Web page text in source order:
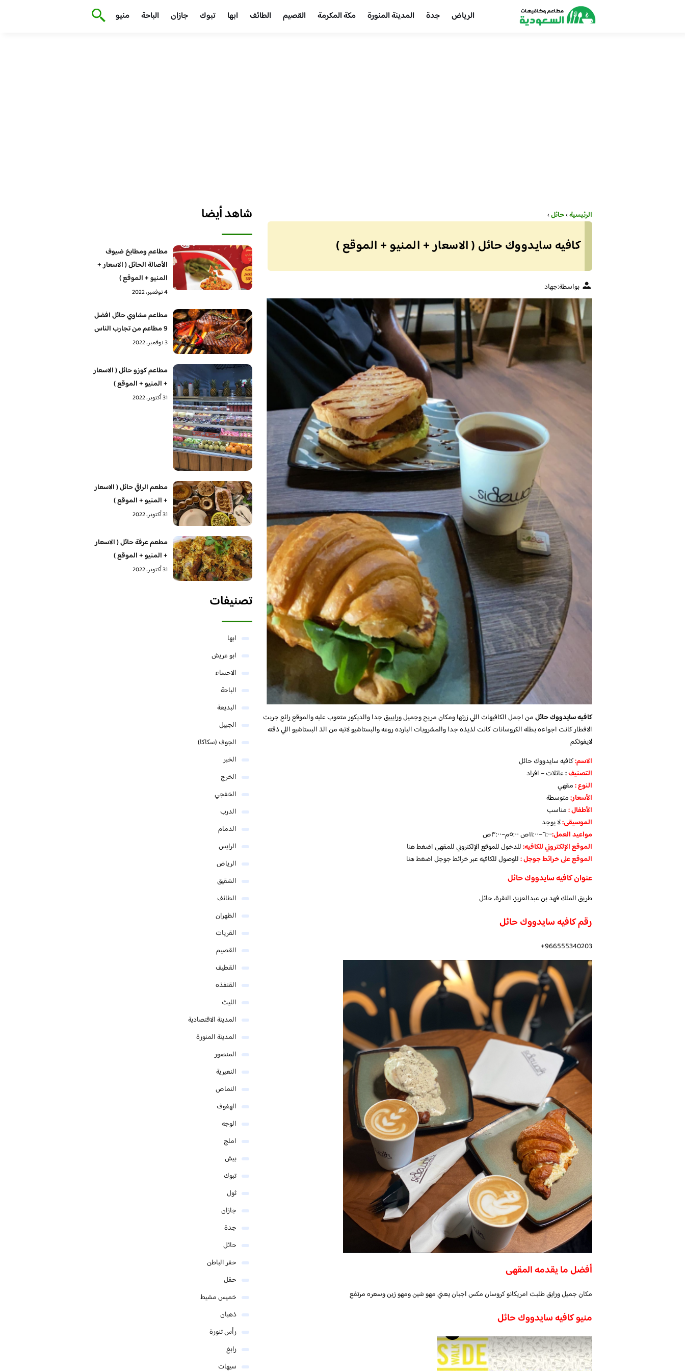
الرياض جدة المدينة المنورة مكة المكرمة القصيم الطائف ابها تبوك جازان الباحة منيو
الرئيسية›حائل›
كافيه سايدووك حائل ( الاسعار + المنيو + الموقع )
بواسطة:جهاد
كافيه سايدووك حائلمن اجمل الكافيهات اللي زرتها ومكان مريح وجميل ورايييق جدا والديكور متعوب عليه والموقع رائع جربت
الافطار كانت اجواءه بطله الكروسانات كانت لذيذه جدا والمشروبات البارده روعه والبستاشيو لاتيه من الذ البستاشيو اللي ذقته
لايفوتكم
الاسم:كافيه سايدووك حائل
التصنيف:عائلات – افراد
النوع :مقهي
الأسعار:متوسطة
الأطفال:مناسب
الموسيقى:لا يوجد
مواعيد العمل:٦:٠٠–١١:٠٠ص ٥:٠٠م–٣:٠٠ص
الموقع الإلكتروني للكافيه:للدخول للموقع الإلكتروني للمقهىاضغط هنا
الموقع على خرائط جوجل:للوصول للكافيه عبر خرائط جوجلاضغط هنا
عنوان كافيه سايدووك حائل
طريق الملك فهد بن عبدالعزيز، النقرة، حائل
رقم كافيه سايدووك حائل
966555340203+
أفضل ما يقدمه المقهى
مكان جميل ورايق طلبت امريكانو كروسان مكس اجبان يعني مهو شين ومهو زين وسعره مرتفع
منيو كافيه سايدووك حائل
شاهد أيضا
مطاعم ومطابخ ضيوف
الأصالة الحائل ( الاسعار +
المنيو + الموقع )
4 نوفمبر، 2022
مطاعم مشاوي حائل افضل
9 مطاعم من تجارب الناس
3 نوفمبر، 2022
مطاعم كوزو حائل ( الاسعار
+ المنيو + الموقع )
31 أكتوبر، 2022
مطعم الراقي حائل ( الاسعار
+ المنيو + الموقع )
31 أكتوبر، 2022
مطعم عرفة حائل ( الاسعار
+ المنيو + الموقع )
31 أكتوبر، 2022
تصنيفات
ابها
ابو عريش
الاحساء
الباحة
البديعة
الجبيل
الجوف (سكاكا)
الخبر
الخرج
الخفجي
الدرب
الدمام
الرايس
الرياض
الشقيق
الطائف
الظهران
القريات
القصيم
القطيف
القنفذه
الليث
المدينة الاقتصادية
المدينة المنورة
المنصور
النعيرية
النماص
الهفوف
الوجه
املج
بيش
تبوك
ثول
جازان
جدة
حائل
حفر الباطن
حقل
خميس مشيط
ذهبان
رأس تنورة
رابغ
سيهات